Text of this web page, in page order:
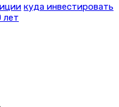
куда инвестировать
лет